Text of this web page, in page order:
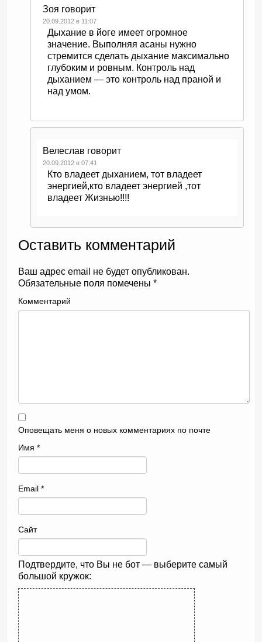
Зоя говорит
20.09.2012 в 11:07
Дыхание в йоге имеет огромное
значение. Выполняя асаны нужно
стремится сделать дыхание максимально
глубоким и ровным. Контроль над
дыханием — это контроль над праной и
над умом.
Велеслав говорит
20.09.2012 в 07:41
Кто владеет дыханием, тот владеет
энергией,кто владеет энергией ,тот
владеет Жизнью!!!!
Оставить комментарий
Ваш адрес email не будет опубликован.
Обязательные поля помечены *
Комментарий
Оповещать меня о новых комментариях по почте
Имя *
Email *
Сайт
Подтвердите, что Вы не бот — выберите самый
большой кружок: